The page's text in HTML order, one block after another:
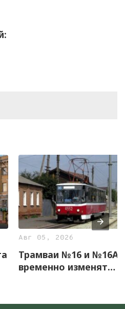
Авг 05, 2026
Трамваи №16 и №16А
временно изменят